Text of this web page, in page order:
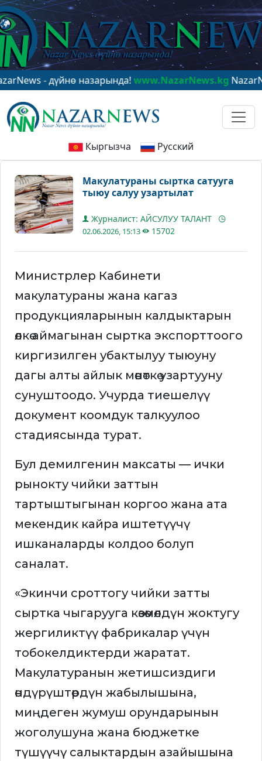
- дүйнө назарында!www.NazarNews.kgNazarNews -
Кыргызча Русский
Макулатураны сыртка сатууга
тыюу салуу узартылат
Журналист: АЙСУЛУУ ТАЛАНТ
02.06.2026, 15:13 15702
Министрлер Кабинети
макулатураны жана кагаз
продукцияларынын калдыктарын
өлкө аймагынан сыртка экспорттоого
киргизилген убактылуу тыюуну
дагы алты айлык мөөнөткө узартууну
сунуштоодо. Учурда тиешелүү
документ коомдук талкуулоо
стадиясында турат.
Бул демилгенин максаты — ички
рынокту чийки заттын
тартыштыгынан коргоо жана ата
мекендик кайра иштетүүчү
ишканаларды колдоо болуп
саналат.
«Экинчи сроттогу чийки затты
сыртка чыгарууга көзөмөлдүн жоктугу
жергиликтүү фабрикалар үчүн
тобокелдиктерди жаратат.
Макулатуранын жетишсиздиги
өндүрүштөрдүн жабылышына,
миңдеген жумуш орундарынын
жоголушуна жана бюджетке
түшүүчү салыктардын азайышына